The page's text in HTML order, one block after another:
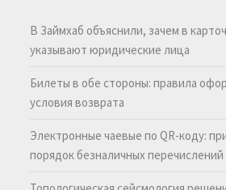
В Займхаб объяснили, зачем в
указывают юридические лица
Билеты в обе стороны: правила
условия возврата
Электронные чаевые по QR-коду:
порядок безналичных перечислений